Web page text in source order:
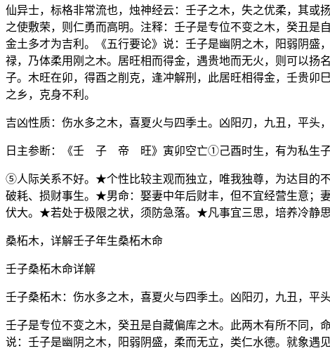
仙异士，标格非常流也，烛神经云：壬子之木，失之优柔，其或
之使敷荣，则仁勇而高明。注释：壬子是专位不变之木，癸丑是
金土多才为吉利。《五行要论》说：壬子是幽阴之木，阳弱阴盛
禄，乃体柔用刚之木。居旺相而得金，遇贵地而无火，则可以扬
子。木旺在卯，得酉之削克，逢冲解刑，此居旺相得金，壬贵卯
之乡，克身不利。
吉凶性质：伤水多之木，喜夏火与四季土。凶阳刃，九丑，平头，
日主参断：《壬 子 帝 旺》寅卯空亡①己酉时生，有为私生
⑤人际关系不好。★个性比较主观而独立，唯我独尊，为达目的
破耗、损财事生。★男命：娶妻中年后财丰，但不宜经营生意；
伏大。★若处于极限之状，须防急落。★凡事宜三思，培养冷静
桑柘木，详解壬子年生桑柘木命
壬子桑柘木命详解
壬子桑柘木：伤水多之木，喜夏火与四季土。凶阳刃，九丑，平头
壬子是专位不变之木，癸丑是自藏偏库之木。此两木有所不同，
说：壬子是幽阴之木，阳弱阴盛，柔而无立，类仁水德。就象遇